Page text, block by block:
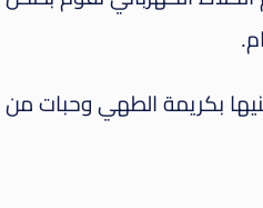
بكريمة الطهي وحبات من